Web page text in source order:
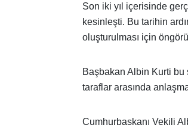
Son iki yıl içerisinde
kesinleşti. Bu tarihin
oluşturulması için
Başbakan Albin Kurti bu
taraflar arasında
Cumhurbaşkanı Vekili